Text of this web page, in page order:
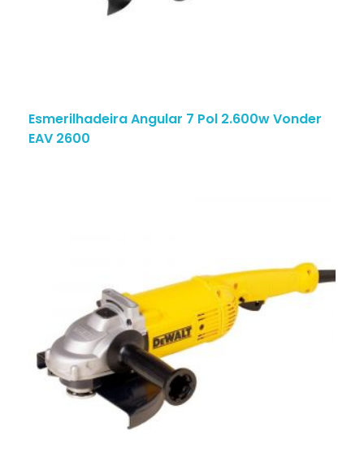
Esmerilhadeira Angular 7 Pol 2.600w Vonder
EAV 2600